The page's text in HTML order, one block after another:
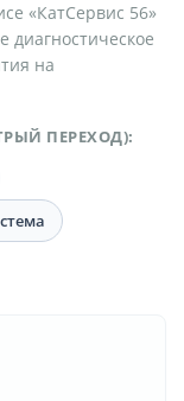
«КатСервис 56»
диагностическое
на
ПЕРЕХОД):